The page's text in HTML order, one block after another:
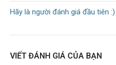
Hãy là người đánh giá đầu tiên :)
VIẾT ĐÁNH GIÁ CỦA BẠN